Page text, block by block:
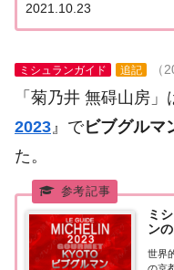
エ
店・
2021.10.23
ミシュランガイド 追記 （
「菊乃井 無碍山房」
2023 』でビブグルマ
た。
ミ
ン
世界
の京